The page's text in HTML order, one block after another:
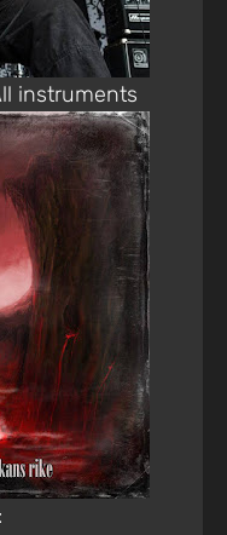
instruments